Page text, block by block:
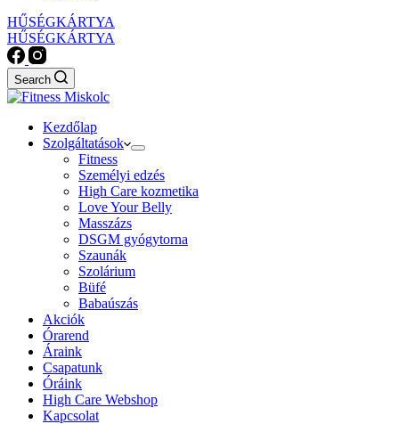
HŰSÉGKÁRTYA
HŰSÉGKÁRTYA
Search
Kezdőlap
Szolgáltatások
Fitness
Személyi edzés
High Care kozmetika
Love Your Belly
Masszázs
DSGM gyógytorna
Szaunák
Szolárium
Büfé
Babaúszás
Akciók
Órarend
Áraink
Csapatunk
Óráink
High Care Webshop
Kapcsolat